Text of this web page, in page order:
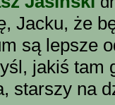
Jacku, że
są lepsze
jakiś tam
starszy na